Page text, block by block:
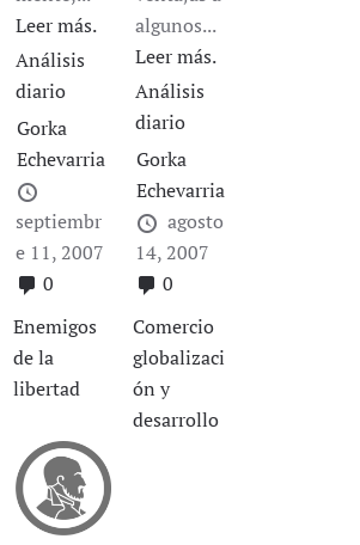
Leer más.
Análisis
diario
Gorka
Echevarria
septiembr
e 11, 2007
0
Enemigos
de la
libertad
algunos...
Leer más.
Análisis
diario
Gorka
Echevarria
agosto
14, 2007
0
Comercio
globalizaci
ón y
desarrollo